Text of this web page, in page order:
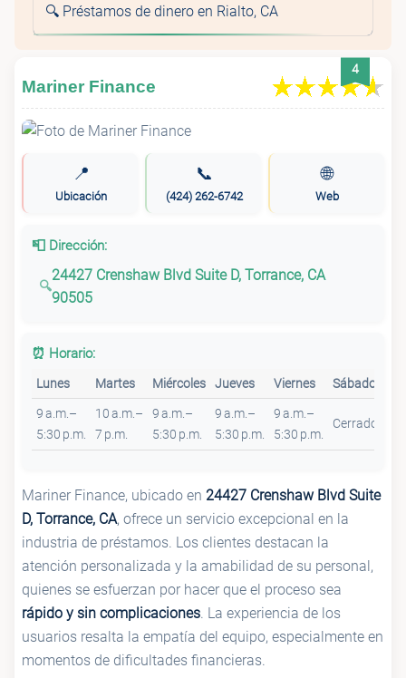
🔍 Préstamos de dinero en Rialto, CA
4
Mariner Finance
📍
Ubicación
📞
(424) 262-6742
🌐
Web
📮 Dirección:
24427 Crenshaw Blvd Suite D, Torrance, CA
90505
⏰ Horario:
Lunes Martes Miércoles Jueves Viernes Sábado
9 a.m.–
5:30 p.m.
10 a.m.–
7 p.m.
9 a.m.–
5:30 p.m.
9 a.m.–
5:30 p.m.
9 a.m.–
5:30 p.m.
Cerrado
Mariner Finance, ubicado en 24427 Crenshaw Blvd Suite
D, Torrance, CA, ofrece un servicio excepcional en la
industria de préstamos. Los clientes destacan la
atención personalizada y la amabilidad de su personal,
quienes se esfuerzan por hacer que el proceso sea
rápido y sin complicaciones . La experiencia de los
usuarios resalta la empatía del equipo, especialmente en
momentos de dificultades financieras.